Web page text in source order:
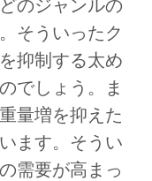
のジャンルの
そういったク
抑制する太め
でしょう。ま
量増を抑えた
ます。そうい
需要が高まっ